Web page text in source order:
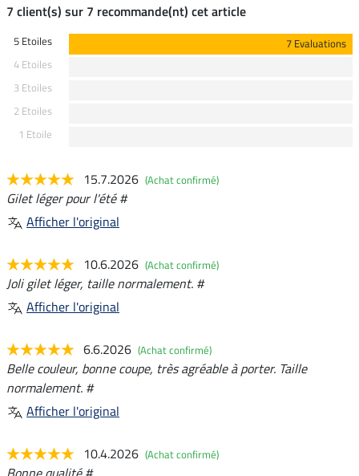
7 client(s) sur 7 recommande(nt) cet article
5 Etoiles
7 Evaluations
4 Etoiles
3 Etoiles
2 Etoiles
1 Etoile
15.7.2026 (Achat confirmé)
Gilet léger pour l'été #
Afficher l'original
10.6.2026 (Achat confirmé)
Joli gilet léger, taille normalement. #
Afficher l'original
6.6.2026 (Achat confirmé)
Belle couleur, bonne coupe, très agréable à porter. Taille
normalement. #
Afficher l'original
10.4.2026 (Achat confirmé)